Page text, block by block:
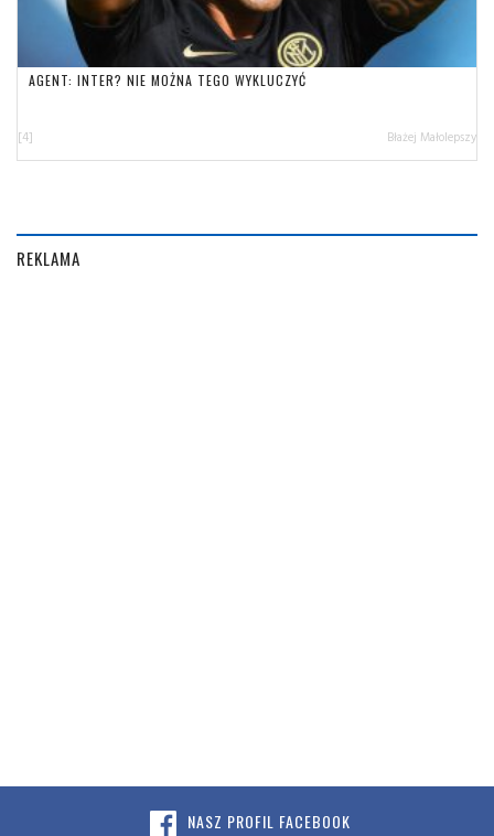
AGENT: INTER? NIE MOŻNA TEGO WYKLUCZYĆ
[4] Błażej Małolepszy
REKLAMA
NASZ PROFIL FACEBOOK